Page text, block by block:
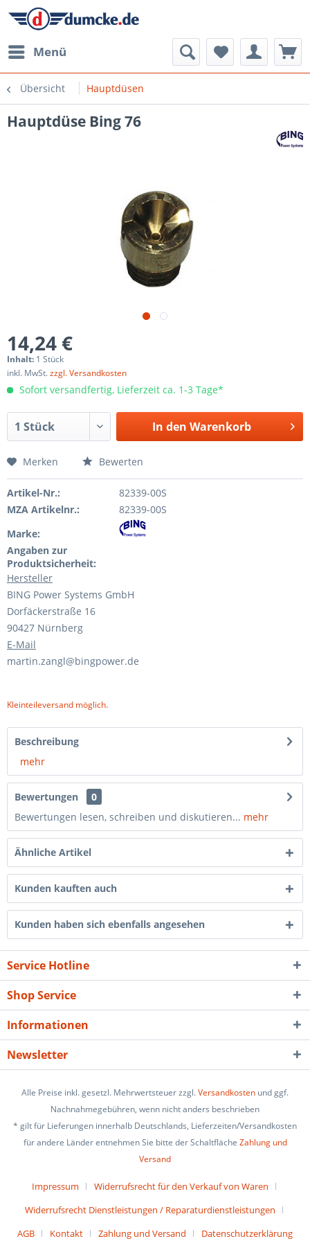
Menü
Übersicht Hauptdüsen
Hauptdüse Bing 76
14,24 €
Inhalt: 1 Stück
inkl. MwSt.zzgl. Versandkosten
Sofort versandfertig, Lieferzeit ca. 1-3 Tage*
In den Warenkorb
Merken Bewerten
Artikel-Nr.:
82339-00S
MZA Artikelnr.:
82339-00S
Marke:
Angaben zur
Produktsicherheit:
Hersteller
BING Power Systems GmbH
Dorfäckerstraße 16
90427 Nürnberg
E-Mail
martin.zangl@bingpower.de
Kleinteileversand möglich.
Beschreibung
mehr
Bewertungen
0
Bewertungen lesen, schreiben und diskutieren... mehr
Ähnliche Artikel
Kunden kauften auch
Kunden haben sich ebenfalls angesehen
Service Hotline
Shop Service
Informationen
Newsletter
Alle Preise inkl. gesetzl. Mehrwertsteuer zzgl.Versandkosten und ggf.
Nachnahmegebühren, wenn nicht anders beschrieben
* gilt für Lieferungen innerhalb Deutschlands, Lieferzeiten/Versandkosten
für andere Länder entnehmen Sie bitte der Schaltfläche Zahlung und
Versand
Impressum
Widerrufsrecht für den Verkauf von Waren
Widerrufsrecht Dienstleistungen / Reparaturdienstleistungen
AGB
Kontakt Zahlung und Versand Datenschutzerklärung